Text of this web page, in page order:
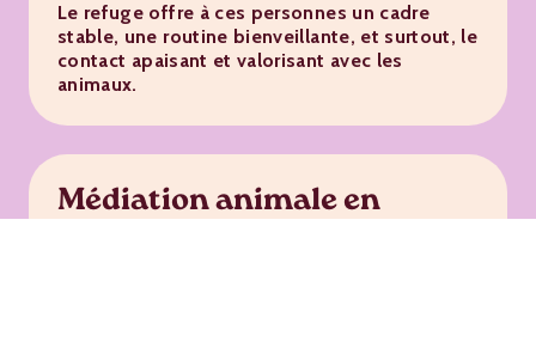
Le refuge offre à ces personnes un cadre
stable, une routine bienveillante, et surtout, le
contact apaisant et valorisant avec les
animaux.
Médiation animale en